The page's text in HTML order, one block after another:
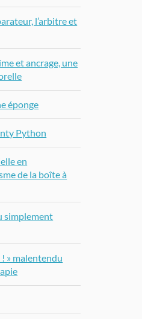
l’arbitre et
et ancrage, une
éponge
Python
en
de la boîte à
simplement
» malentendu